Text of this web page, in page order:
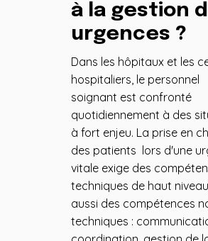
à la gestion
urgences ?
Dans les hôpitaux et les
hospitaliers, le personnel
soignant est confronté
quotidiennement à des
à fort enjeu. La prise en
des patients lors d'une
vitale exige des
techniques de haut
aussi des compétences
techniques :